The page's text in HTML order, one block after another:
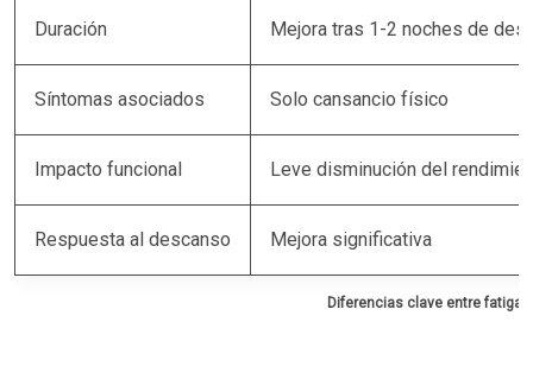
Diferencias clave entre fatiga
Duración Mejora tras 1-2 noches de
Síntomas asociados Solo cansancio físico
Impacto funcional Leve disminución del
Respuesta al descanso Mejora significativa